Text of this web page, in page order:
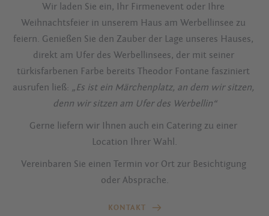
Wir laden Sie ein, Ihr Firmenevent oder Ihre
Weihnachtsfeier in unserem Haus am Werbellinsee zu
feiern. Genießen Sie den Zauber der Lage unseres Hauses,
direkt am Ufer des Werbellinsees, der mit seiner
türkisfarbenen Farbe bereits Theodor Fontane fasziniert
ausrufen ließ: „Es ist ein Märchenplatz, an dem wir sitzen,
denn wir sitzen am Ufer des Werbellin“
Gerne liefern wir Ihnen auch ein Catering zu einer
Location Ihrer Wahl.
Vereinbaren Sie einen Termin vor Ort zur Besichtigung
oder Absprache.
KONTAKT